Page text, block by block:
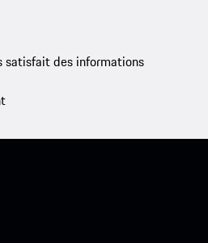
satisfait des informations